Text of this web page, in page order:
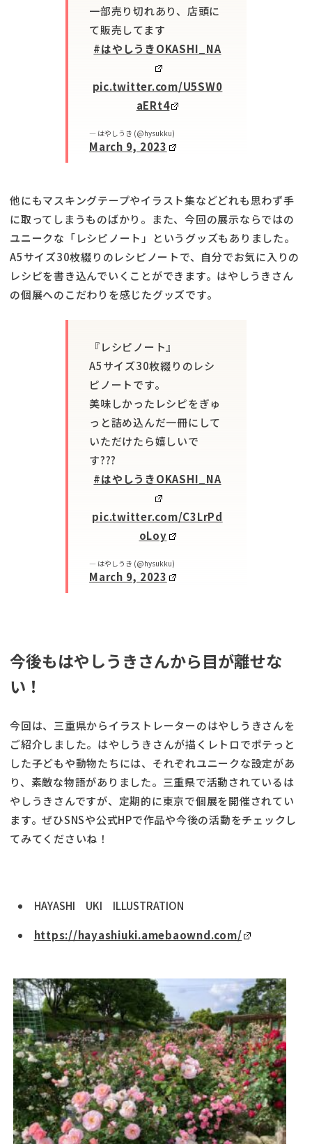
一部売り切れあり、店頭に
て販売してます
#はやしうきOKASHI_NA
pic.twitter.com/U5SW0
aERt4
— はやしうき (@hysukku)
March 9, 2023
他にもマスキングテープやイラスト集などどれも思わず手
に取ってしまうものばかり。また、今回の展示ならではの
ユニークな「レシピノート」というグッズもありました。
A5サイズ30枚綴りのレシピノートで、自分でお気に入りの
レシピを書き込んでいくことができます。はやしうきさん
の個展へのこだわりを感じたグッズです。
『レシピノート』
A5サイズ30枚綴りのレシ
ピノートです。
美味しかったレシピをぎゅ
っと詰め込んだ一冊にして
いただけたら嬉しいで
す???
#はやしうきOKASHI_NA
pic.twitter.com/C3LrPd
oLoy
— はやしうき (@hysukku)
March 9, 2023
今後もはやしうきさんから目が離せな
い！
今回は、三重県からイラストレーターのはやしうきさんを
ご紹介しました。はやしうきさんが描くレトロでポテっと
した子どもや動物たちには、それぞれユニークな設定があ
り、素敵な物語がありました。三重県で活動されているは
やしうきさんですが、定期的に東京で個展を開催されてい
ます。ぜひSNSや公式HPで作品や今後の活動をチェックし
てみてくださいね！
HAYASHI UKI ILLUSTRATION
https://hayashiuki.amebaownd.com/